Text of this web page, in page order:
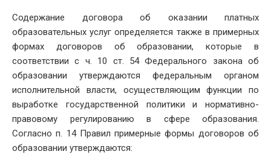
Содержание договора об оказании платных
образовательных услуг определяется также в примерных
формах договоров об образовании, которые в
соответствии с ч. 10 ст. 54 Федерального закона об
образовании утверждаются федеральным органом
исполнительной власти, осуществляющим функции по
выработке государственной политики и нормативно-
правовому регулированию в сфере образования.
Согласно п. 14 Правил примерные формы договоров об
образовании утверждаются: